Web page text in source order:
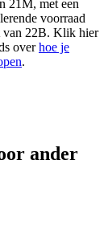
21M, met een
voorraad
van 22B. Klik hier
overhoe je
.
ander